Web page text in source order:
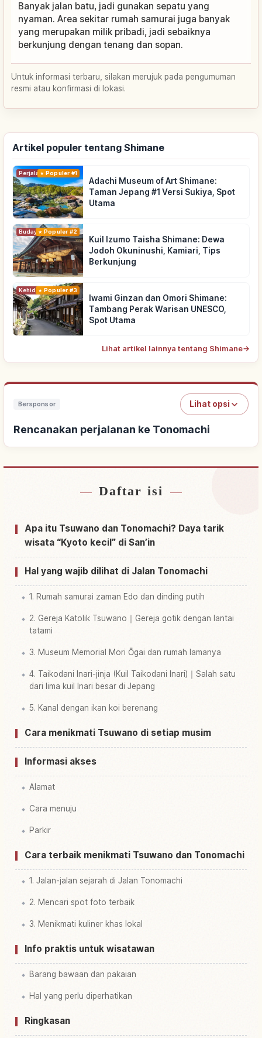
Banyak jalan batu, jadi gunakan sepatu yang
nyaman. Area sekitar rumah samurai juga banyak
yang merupakan milik pribadi, jadi sebaiknya
berkunjung dengan tenang dan sopan.
Untuk informasi terbaru, silakan merujuk pada pengumuman
resmi atau konfirmasi di lokasi.
Artikel populer tentang Shimane
PerjalananPopuler #1
Adachi Museum of Art Shimane:
Taman Jepang #1 Versi Sukiya, Spot
Utama
Budaya Tradisional
Populer #2
Kuil Izumo Taisha Shimane: Dewa
Jodoh Okuninushi, Kamiari, Tips
Berkunjung
KehidupanPopuler #3
Iwami Ginzan dan Omori Shimane:
Tambang Perak Warisan UNESCO,
Spot Utama
Lihat artikel lainnya tentang Shimane→
Bersponsor Lihat opsi
Rencanakan perjalanan ke Tonomachi
Cari penginapan dekat Tonomachi
Cari aktivitas di Tonomachi↗
Daftar isi
Apa itu Tsuwano dan Tonomachi? Daya tarik
wisata “Kyoto kecil” di San’in
Hal yang wajib dilihat di Jalan Tonomachi
1. Rumah samurai zaman Edo dan dinding putih
2. Gereja Katolik Tsuwano｜Gereja gotik dengan lantai
tatami
3. Museum Memorial Mori Ōgai dan rumah lamanya
4. Taikodani Inari-jinja (Kuil Taikodani Inari)｜Salah satu
dari lima kuil Inari besar di Jepang
5. Kanal dengan ikan koi berenang
Cara menikmati Tsuwano di setiap musim
Informasi akses
Alamat
Cara menuju
Parkir
Cara terbaik menikmati Tsuwano dan Tonomachi
1. Jalan-jalan sejarah di Jalan Tonomachi
2. Mencari spot foto terbaik
3. Menikmati kuliner khas lokal
Info praktis untuk wisatawan
Barang bawaan dan pakaian
Hal yang perlu diperhatikan
Ringkasan